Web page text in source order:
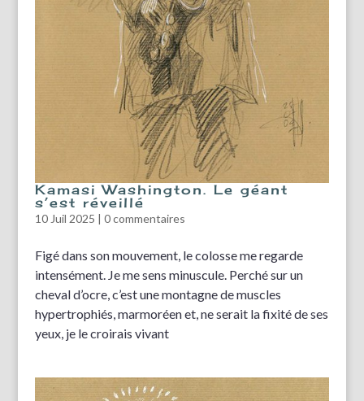
Kamasi Washington. Le géant
s’est réveillé
10 Juil 2025 | 0 commentaires
Figé dans son mouvement, le colosse me regarde
intensément. Je me sens minuscule. Perché sur un
cheval d’ocre, c’est une montagne de muscles
hypertrophiés, marmoréen et, ne serait la fixité de ses
yeux, je le croirais vivant